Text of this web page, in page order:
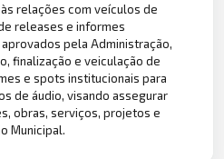
relações com veículos de
releases e informes
pela Administração,
finalização e veiculação de
e spots institucionais para
de áudio, visando assegurar
obras, serviços, projetos e
Municipal.